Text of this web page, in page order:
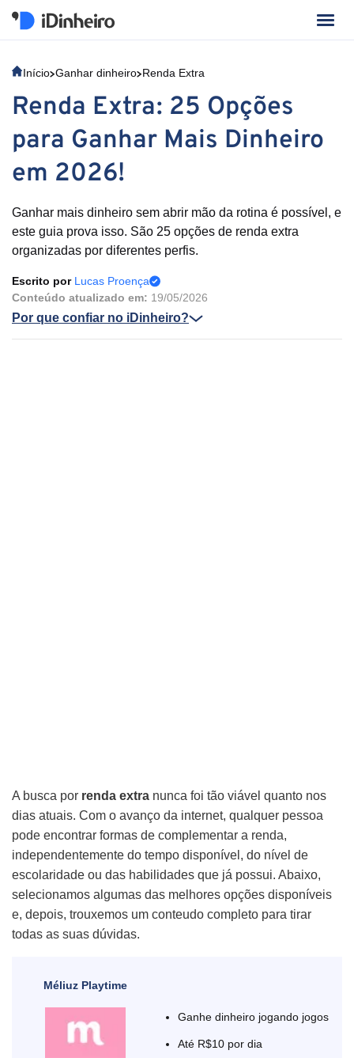
Início Ganhar dinheiro Renda Extra
Renda Extra: 25 Opções
para Ganhar Mais Dinheiro
em 2026!
Ganhar mais dinheiro sem abrir mão da rotina é possível, e
este guia prova isso. São 25 opções de renda extra
organizadas por diferentes perfis.
Escrito por Lucas Proença
Conteúdo atualizado em: 19/05/2026
Por que confiar no iDinheiro?
A busca por renda extra nunca foi tão viável quanto nos
dias atuais. Com o avanço da internet, qualquer pessoa
pode encontrar formas de complementar a renda,
independentemente do tempo disponível, do nível de
escolaridade ou das habilidades que já possui. Abaixo,
selecionamos algumas das melhores opções disponíveis
e, depois, trouxemos um conteudo completo para tirar
todas as suas dúvidas.
Méliuz Playtime
Ganhe dinheiro jogando jogos
Até R$10 por dia